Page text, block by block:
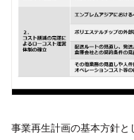
事業再生計画の基本方針